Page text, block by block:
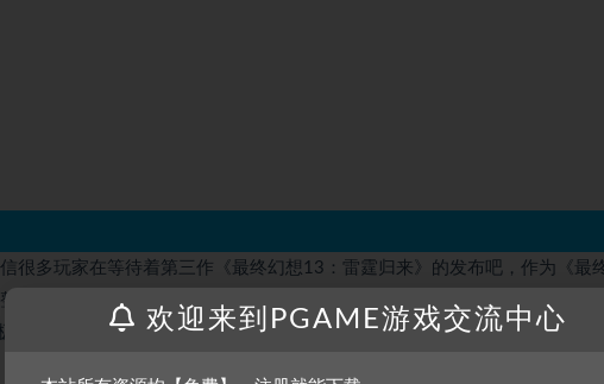
很多玩家在等待着第三作《最终幻想13：雷霆归来》的发布吧，作为《最
个游戏。该作品的操作系统在前两作的基础上加以改良，游戏的战斗系统
大提升。
欢迎来到PGAME游戏交流中心